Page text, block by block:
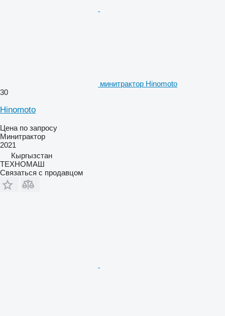
минитрактор Hinomoto
30
Hinomoto
Цена по запросу
Минитрактор
2021
Кыргызстан
ТЕХНОМАШ
Связаться с продавцом